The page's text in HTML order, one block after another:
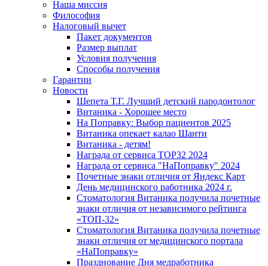
Наша миссия
Философия
Налоговый вычет
Пакет документов
Размер выплат
Условия получения
Способы получения
Гарантии
Новости
Шепета Т.Г. Лучший детский пародонтолог
Витаника - Хорошее место
На Поправку: Выбор пациентов 2025
Витаника опекает калао Шанти
Витаника - детям!
Награда от сервиса TOP32 2024
Награда от сервиса "НаПоправку" 2024
Почетные знаки отличия от Яндекс Карт
День медицинского работника 2024 г.
Стоматология Витаника получила почетные
знаки отличия от независимого рейтинга
«ТОП-32»
Стоматология Витаника получила почетные
знаки отличия от медицинского портала
«НаПоправку»
Празднование Дня медработника